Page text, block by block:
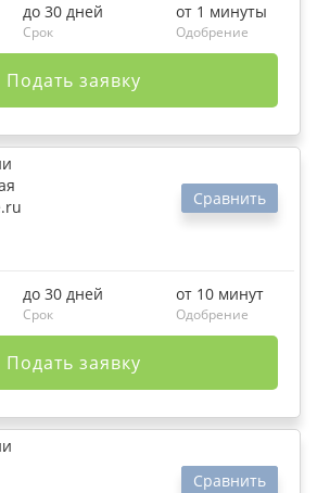
до 30 дней
Срок
от 1 минуты
Одобрение
Подать заявку
Сравнить
до 30 дней
Срок
от 10 минут
Одобрение
Подать заявку
Сравнить